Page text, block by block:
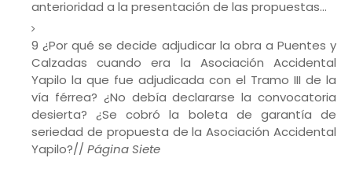
anterioridad a la presentación de las propuestas...
9 ¿Por qué se decide adjudicar la obra a Puentes y
Calzadas cuando era la Asociación Accidental
Yapilo la que fue adjudicada con el Tramo III de la
vía férrea? ¿No debía declararse la convocatoria
desierta? ¿Se cobró la boleta de garantía de
seriedad de propuesta de la Asociación Accidental
Yapilo?// Página Siete